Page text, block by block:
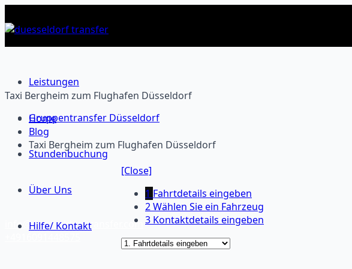
Leistungen
Gruppentransfer Düsseldorf
Stundenbuchung
Über Uns
Hilfe/ Kontakt
info@duesseldorftransfer.com
Taxi Bergheim zum Flughafen Düsseldorf
Home
Blog
Taxi Bergheim zum Flughafen Düsseldorf
[Close]
1 Fahrtdetails eingeben
2Wählen Sie ein Fahrzeug
3 Kontaktdetails eingeben